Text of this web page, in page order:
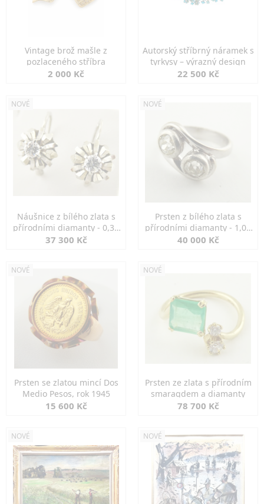
Vintage brož mašle z
pozlaceného stříbra
2 000 Kč
Autorský stříbrný náramek s
tyrkysy – výrazný design
22 500 Kč
NOVÉ
Náušnice z bílého zlata s
přírodními diamanty - 0,30
ct
37 300 Kč
NOVÉ
Prsten z bílého zlata s
přírodními diamanty - 1,00
ct
40 000 Kč
NOVÉ
Prsten se zlatou mincí Dos
Medio Pesos, rok 1945
15 600 Kč
NOVÉ
Prsten ze zlata s přírodním
smaragdem a diamanty
78 700 Kč
NOVÉ NOVÉ